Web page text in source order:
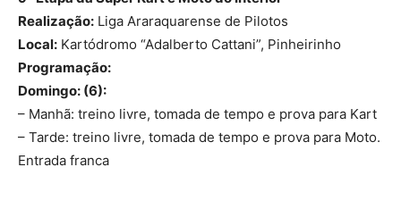
Realização: Liga Araraquarense de Pilotos
Local: Kartódromo “Adalberto Cattani”, Pinheirinho
Programação:
Domingo: (6):
– Manhã: treino livre, tomada de tempo e prova para Kart
– Tarde: treino livre, tomada de tempo e prova para Moto.
Entrada franca